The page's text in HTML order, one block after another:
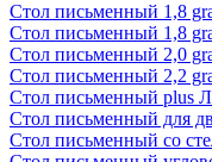
Стол письменный 1,8
Стол письменный 1,8
Стол письменный 2,0
Стол письменный 2,2
Стол письменный plus
Стол письменный для
Стол письменный со